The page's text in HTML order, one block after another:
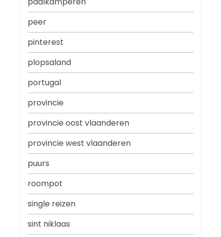
peer
pinterest
plopsaland
portugal
provincie
provincie oost vlaanderen
provincie west vlaanderen
puurs
roompot
single reizen
sint niklaas